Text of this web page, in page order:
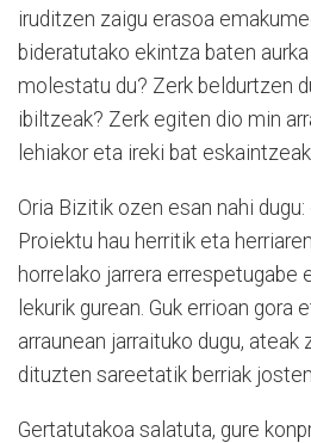
iruditzen zaigu erasoa
bideratutako ekintza baten
molestatu du? Zerk beldurtzen
ibiltzeak? Zerk egiten dio min
lehiakor eta ireki bat
Oria Bizitik ozen esan nahi
Proiektu hau herritik eta
horrelako jarrera errespetugabe
lekurik gurean. Guk errioan gora
arraunean jarraituko dugu, ateak
dituzten sareetatik berriak
Gertatutakoa salatuta, gure